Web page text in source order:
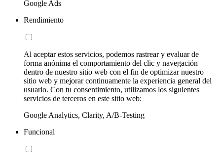
Google Ads
Rendimiento
Al aceptar estos servicios, podemos rastrear y evaluar de
forma anónima el comportamiento del clic y navegación
dentro de nuestro sitio web con el fin de optimizar nuestro
sitio web y mejorar continuamente la experiencia general del
usuario. Con tu consentimiento, utilizamos los siguientes
servicios de terceros en este sitio web:
Google Analytics, Clarity, A/B-Testing
Funcional